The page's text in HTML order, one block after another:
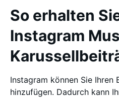
So erhalten
Instagram
Instagram können Sie Ihren
hinzufügen. Dadurch kann